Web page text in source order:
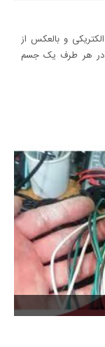
الکتریکی و بالعکس از
در هر طرف یک جسم